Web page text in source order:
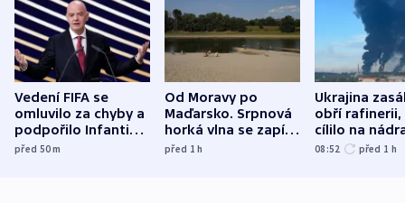
Vedení FIFA se
omluvilo za chyby a
podpořilo Infantina.
UEFA trvá na
před 50m
Od Moravy po
Maďarsko. Srpnová
horká vlna se zapíše
do dějin
před 1h
Ukrajina
obří rafinerii,
cílilo na
autobus
08:52 před 1 h